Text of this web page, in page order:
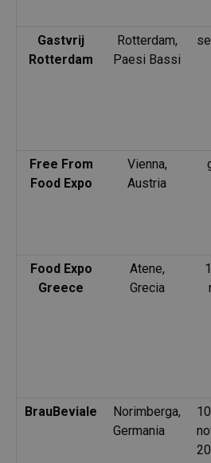
Gastvrij
Rotterdam
Rotterdam,
Paesi Bassi
Free From
Food Expo
Vienna,
Austria
Food Expo
Greece
Atene,
Grecia
BrauBeviale
Norimberga,
Germania